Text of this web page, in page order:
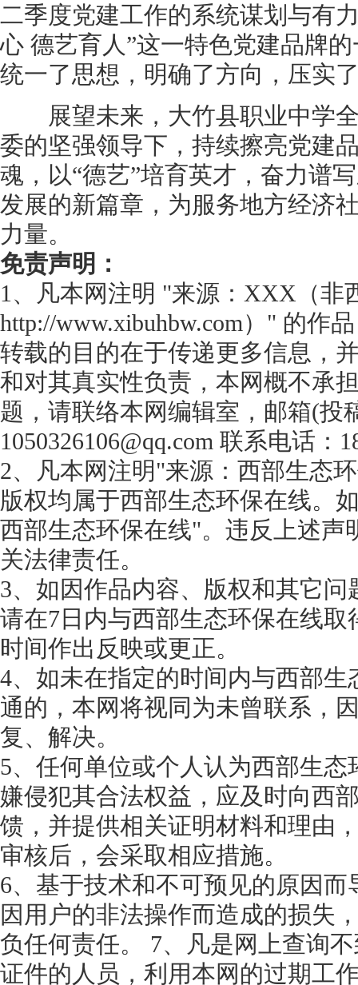
二季度党建工作的系统谋划与有
心 德艺育人”这一特色党建品牌
统一了思想，明确了方向，压实
展望未来，大竹县职业中学全
委的坚强领导下，持续擦亮党建
魂，以“德艺”培育英才，奋力谱
发展的新篇章，为服务地方经济
力量。
免责声明：
1、凡本网注明 "来源：XXX（非
http://www.xibuhbw.com）" 的作
转载的目的在于传递更多信息，
和对其真实性负责，本网概不承
题，请联络本网编辑室，邮箱(投
1050326106@qq.com 联系电话：
2、凡本网注明"来源：西部生态
版权均属于西部生态环保在线。
西部生态环保在线"。违反上述声
关法律责任。
3、如因作品内容、版权和其它
请在7日内与西部生态环保在线
时间作出反映或更正。
4、如未在指定的时间内与西部
通的，本网将视同为未曾联系，
复、解决。
5、任何单位或个人认为西部生
嫌侵犯其合法权益，应及时向西
馈，并提供相关证明材料和理由
审核后，会采取相应措施。
6、基于技术和不可预见的原因
因用户的非法操作而造成的损失
负任何责任。 7、凡是网上查询
证件的人员，利用本网的过期工